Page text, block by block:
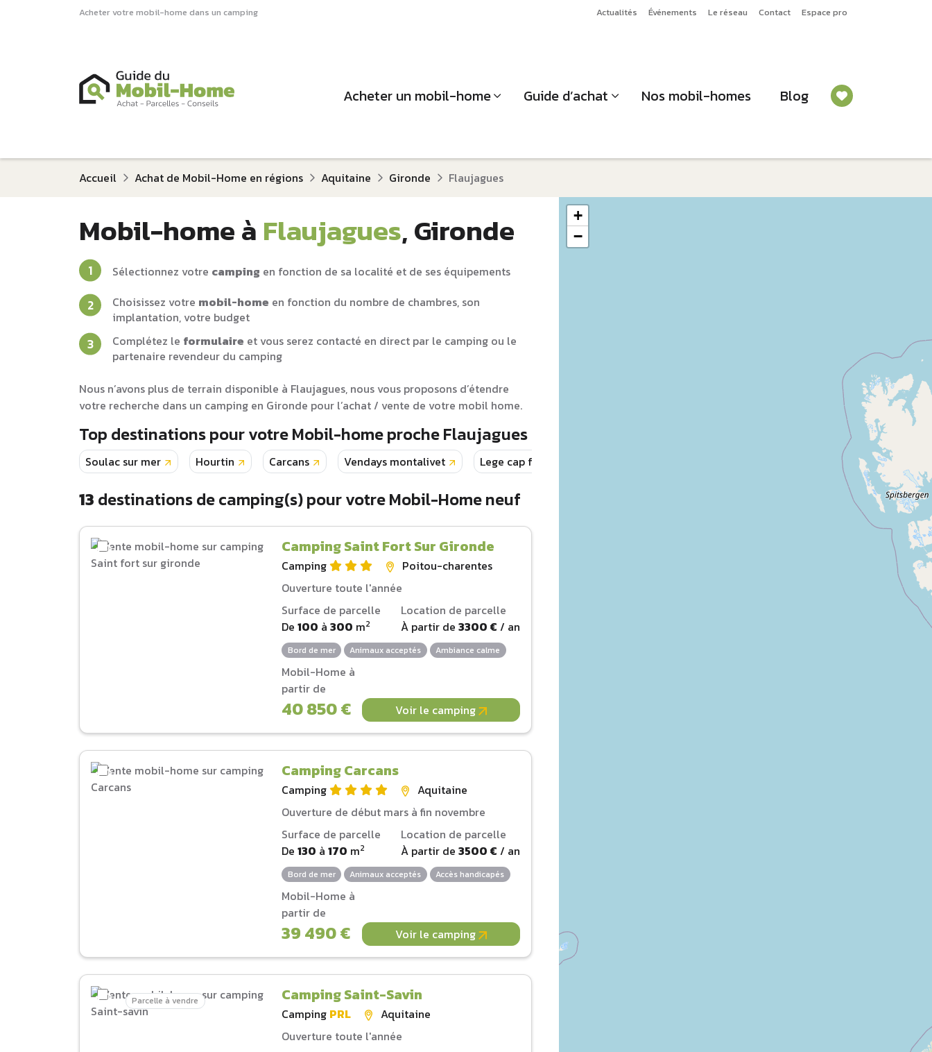
Acheter votre mobil-home dans un camping Actualités Événements Le réseau Contact Espace pro
Acheter un mobil-home Guide d’achat Nos mobil-homes Blog
Accueil Achat de Mobil-Home en régions Aquitaine Gironde Flaujagues
+
−
Mobil-home à Flaujagues, Gironde
Sélectionnez votre camping en fonction de sa localité et de ses équipements
Choisissez votre mobil-home en fonction du nombre de chambres, son
implantation, votre budget
Complétez le formulaire et vous serez contacté en direct par le camping ou le
partenaire revendeur du camping
Nous n’avons plus de terrain disponible à Flaujagues, nous vous proposons d’étendre
votre recherche dans un camping en Gironde pour l’achat / vente de votre mobil home.
Top destinations pour votre Mobil-home proche Flaujagues
Soulac sur mer Hourtin Carcans Vendays montalivet Lege cap ferret Naujac sur mer
13 destinations de camping(s) pour votre Mobil-Home neuf
Camping Saint Fort Sur Gironde
Camping
Poitou-charentes
Ouverture toute l'année
Surface de parcelle
De100 à300 m2
Location de parcelle
À partir de 3300 € / an
Bord de mer Animaux acceptés Ambiance calme
Mobil-Home à
partir de
40 850 € Voir le camping
Camping Carcans
Camping
Aquitaine
Ouverture de début mars à fin novembre
Surface de parcelle
De130 à170 m2
Location de parcelle
À partir de 3500 € / an
Bord de mer Animaux acceptés Accès handicapés
Mobil-Home à
partir de
39 490 € Voir le camping
Parcelle à vendre Camping Saint-Savin
Camping PRL
Aquitaine
Ouverture toute l'année